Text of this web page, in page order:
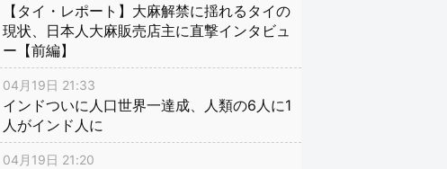
【タイ・レポート】大麻解禁に揺れるタイの
現状、日本人大麻販売店主に直撃インタビュ
ー【前編】
04月19日 21:33
インドついに人口世界一達成、人類の6人に1
人がインド人に
04月19日 21:20